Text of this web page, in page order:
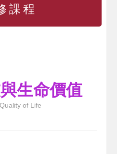
課程
生命價值
of Life